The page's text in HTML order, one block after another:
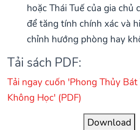
hoặc Thái Tuế của gia chủ
để tăng tính chính xác và
chỉnh hướng phòng hay
Tải sách PDF:
Tải ngay cuốn 'Phong Thủy
Không Học' (PDF)
Download